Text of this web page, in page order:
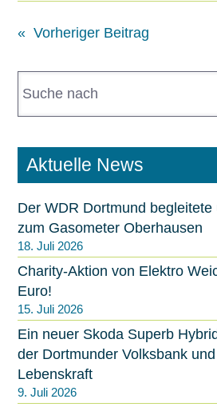
« Vorheriger Beitrag
u
c
n
Aktuelle News
Der WDR Dortmund begleitete
zum Gasometer Oberhausen
18. Juli 2026
Charity-Aktion von Elektro
Euro!
15. Juli 2026
Ein neuer Skoda Superb
der Dortmunder Volksbank
Lebenskraft
9. Juli 2026